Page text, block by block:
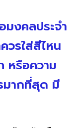
มงคลประจำ
วรใส่สีไหน
หรือความ
มากที่สุด มี